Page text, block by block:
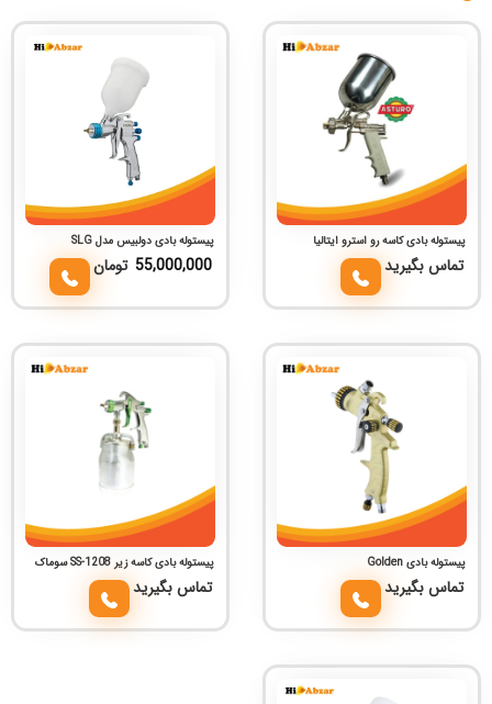
پیستوله بادی کاسه رو استرو ایتالیا
تماس بگیرید
پیستوله بادی دولبیس مدل SLG
55,000,000 تومان
پیستوله بادی Golden
تماس بگیرید
پیستوله بادی کاسه زیر SS-1208 سوماک
تماس بگیرید